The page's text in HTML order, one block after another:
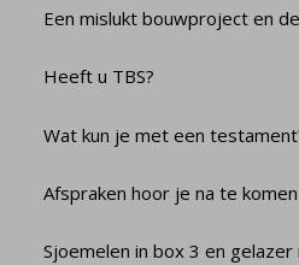
Een mislukt bouwproject en
Heeft u TBS?
Wat kun je met een
Afspraken hoor je na te komen
Sjoemelen in box 3 en